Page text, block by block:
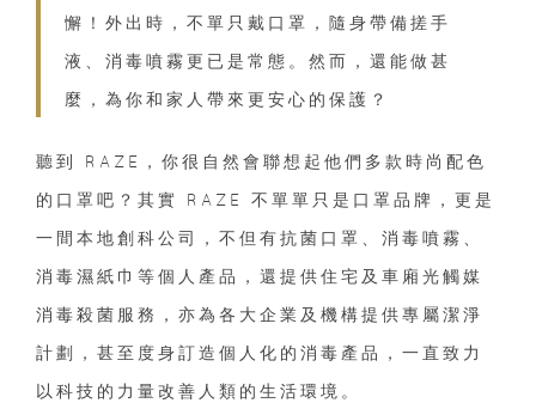
懈！外出時，不單只戴口罩，隨身帶備搓手
液、消毒噴霧更已是常態。然而，還能做甚
麼，為你和家人帶來更安心的保護？
聽到 RAZE，你很自然會聯想起他們多款時尚配色
的口罩吧？其實 RAZE 不單單只是口罩品牌，更是
一間本地創科公司，不但有抗菌口罩、消毒噴霧、
消毒濕紙巾等個人產品，還提供住宅及車廂光觸媒
消毒殺菌服務，亦為各大企業及機構提供專屬潔淨
計劃，甚至度身訂造個人化的消毒產品，一直致力
以科技的力量改善人類的生活環境。